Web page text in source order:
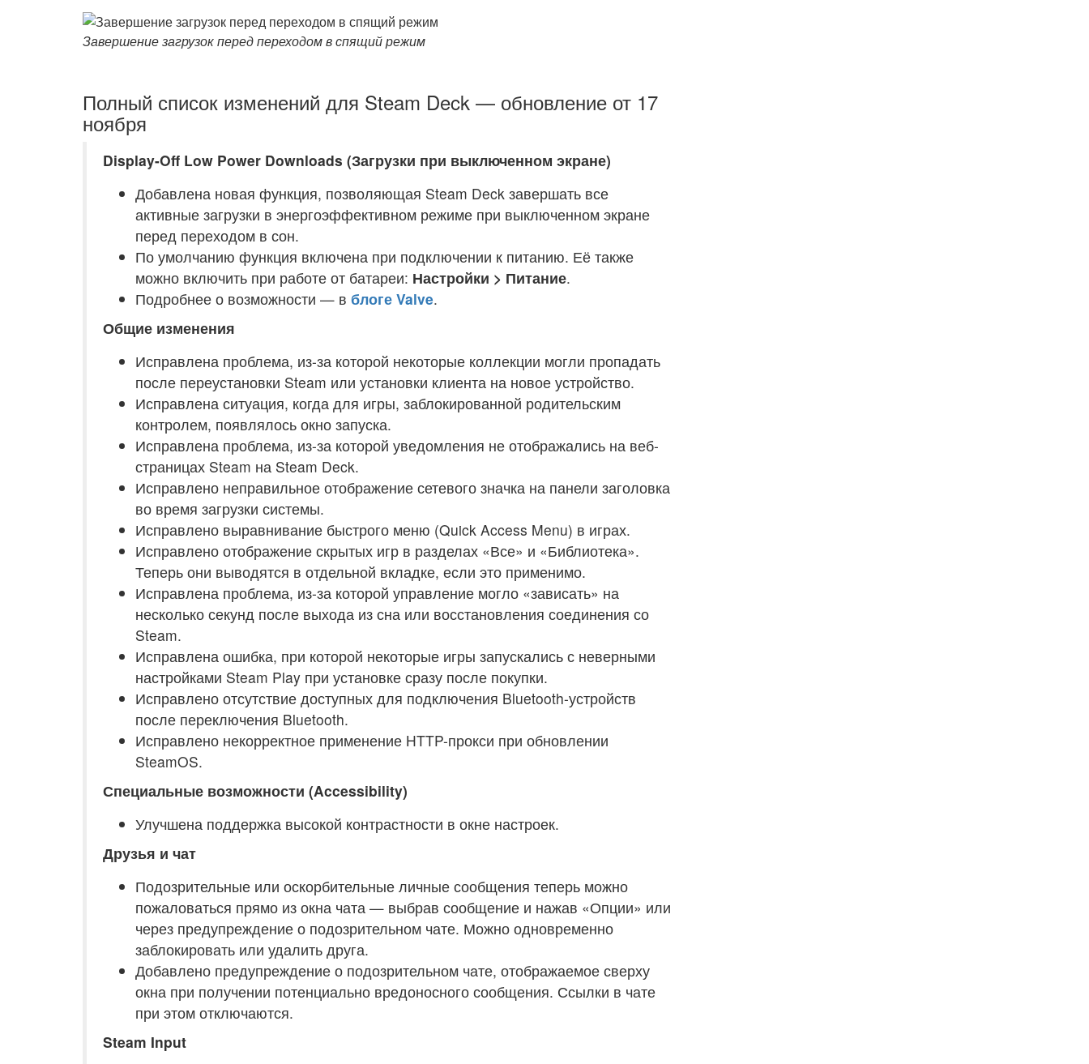
Завершение загрузок перед переходом в спящий режим
Полный список изменений для Steam Deck — обновление от 17
ноября
Display-Off Low Power Downloads (Загрузки при выключенном экране)
Добавлена новая функция, позволяющая Steam Deck завершать все
активные загрузки в энергоэффективном режиме при выключенном экране
перед переходом в сон.
По умолчанию функция включена при подключении к питанию. Её также
можно включить при работе от батареи: Настройки > Питание.
Подробнее о возможности — в блоге Valve.
Общие изменения
Исправлена проблема, из-за которой некоторые коллекции могли пропадать
после переустановки Steam или установки клиента на новое устройство.
Исправлена ситуация, когда для игры, заблокированной родительским
контролем, появлялось окно запуска.
Исправлена проблема, из-за которой уведомления не отображались на веб-
страницах Steam на Steam Deck.
Исправлено неправильное отображение сетевого значка на панели заголовка
во время загрузки системы.
Исправлено выравнивание быстрого меню (Quick Access Menu) в играх.
Исправлено отображение скрытых игр в разделах «Все» и «Библиотека».
Теперь они выводятся в отдельной вкладке, если это применимо.
Исправлена проблема, из-за которой управление могло «зависать» на
несколько секунд после выхода из сна или восстановления соединения со
Steam.
Исправлена ошибка, при которой некоторые игры запускались с неверными
настройками Steam Play при установке сразу после покупки.
Исправлено отсутствие доступных для подключения Bluetooth-устройств
после переключения Bluetooth.
Исправлено некорректное применение HTTP-прокси при обновлении
SteamOS.
Специальные возможности (Accessibility)
Улучшена поддержка высокой контрастности в окне настроек.
Друзья и чат
Подозрительные или оскорбительные личные сообщения теперь можно
пожаловаться прямо из окна чата — выбрав сообщение и нажав «Опции» или
через предупреждение о подозрительном чате. Можно одновременно
заблокировать или удалить друга.
Добавлено предупреждение о подозрительном чате, отображаемое сверху
окна при получении потенциально вредоносного сообщения. Ссылки в чате
при этом отключаются.
Steam Input